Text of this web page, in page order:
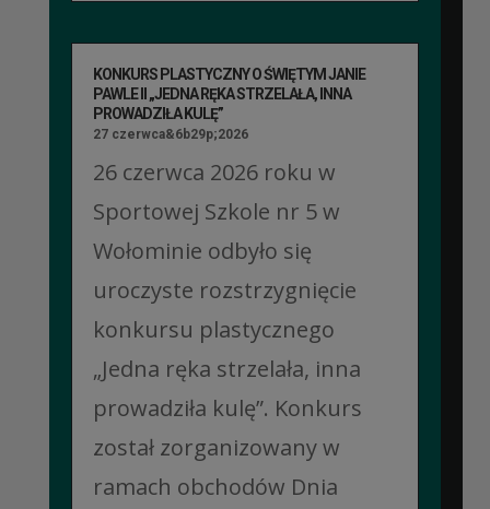
KONKURS PLASTYCZNY O ŚWIĘTYM JANIE
PAWLE II „JEDNA RĘKA STRZELAŁA, INNA
PROWADZIŁA KULĘ”
27 czerwca&6b29p;2026
26 czerwca 2026 roku w
Sportowej Szkole nr 5 w
Wołominie odbyło się
uroczyste rozstrzygnięcie
konkursu plastycznego
„Jedna ręka strzelała, inna
prowadziła kulę”. Konkurs
został zorganizowany w
ramach obchodów Dnia